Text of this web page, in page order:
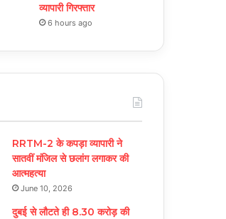
व्यापारी गिरफ्तार
6 hours ago
RRTM-2 के कपड़ा व्यापारी ने
सातवीं मंजिल से छलांग लगाकर की
आत्महत्या
June 10, 2026
दुबई से लौटते ही 8.30 करोड़ की